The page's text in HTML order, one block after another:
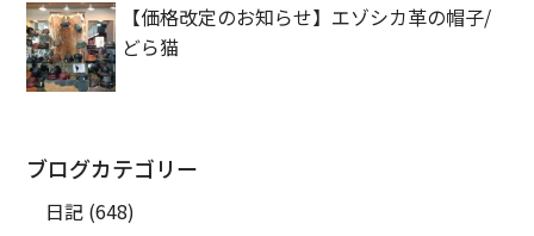
【価格改定のお知らせ】エゾシカ革の帽子/
どら猫
ブログカテゴリー
日記 (648)